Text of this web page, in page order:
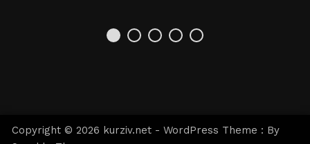
Copyright © 2026 kurziv.net - WordPress Theme : By